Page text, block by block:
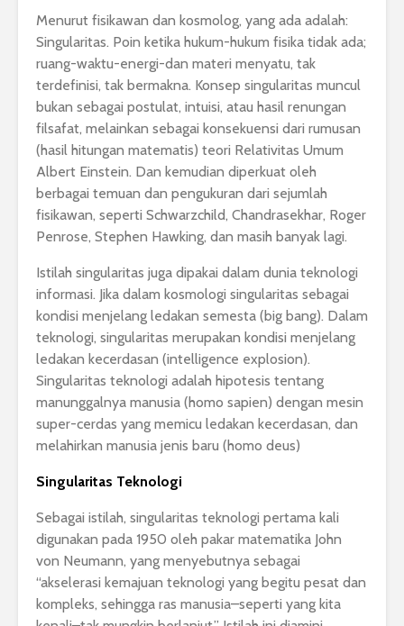
Menurut fisikawan dan kosmolog, yang ada adalah:
Singularitas. Poin ketika hukum-hukum fisika tidak ada;
ruang-waktu-energi-dan materi menyatu, tak
terdefinisi, tak bermakna. Konsep singularitas muncul
bukan sebagai postulat, intuisi, atau hasil renungan
filsafat, melainkan sebagai konsekuensi dari rumusan
(hasil hitungan matematis) teori Relativitas Umum
Albert Einstein. Dan kemudian diperkuat oleh
berbagai temuan dan pengukuran dari sejumlah
fisikawan, seperti Schwarzchild, Chandrasekhar, Roger
Penrose, Stephen Hawking, dan masih banyak lagi.
Istilah singularitas juga dipakai dalam dunia teknologi
informasi. Jika dalam kosmologi singularitas sebagai
kondisi menjelang ledakan semesta (big bang). Dalam
teknologi, singularitas merupakan kondisi menjelang
ledakan kecerdasan (intelligence explosion).
Singularitas teknologi adalah hipotesis tentang
manunggalnya manusia (homo sapien) dengan mesin
super-cerdas yang memicu ledakan kecerdasan, dan
melahirkan manusia jenis baru (homo deus)
Singularitas Teknologi
Sebagai istilah, singularitas teknologi pertama kali
digunakan pada 1950 oleh pakar matematika John
von Neumann, yang menyebutnya sebagai
“akselerasi kemajuan teknologi yang begitu pesat dan
kompleks, sehingga ras manusia–seperti yang kita